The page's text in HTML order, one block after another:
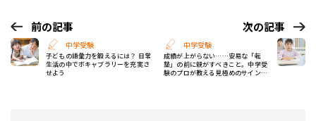
前の記事
中学受験
子どもの語彙力を鍛えるには？ 日常
生活の中でボキャブラリーを充実さ
せよう
次の記事
中学受験
成績が上がらない……安易な「転
塾」の前に親がすべきこと。中学受
験のプロが教える見極めのサイン